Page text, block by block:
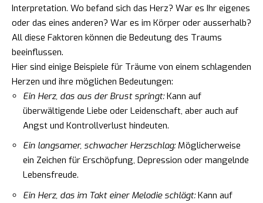
Interpretation. Wo befand sich das Herz? War es Ihr eigenes
oder das eines anderen? War es im Körper oder ausserhalb?
All diese Faktoren können die Bedeutung des Traums
beeinflussen.
Hier sind einige Beispiele für Träume von einem schlagenden
Herzen und ihre möglichen Bedeutungen:
Ein Herz, das aus der Brust springt:Kann auf
überwältigende Liebe oder Leidenschaft, aber auch auf
Angst und Kontrollverlust hindeuten.
Ein langsamer, schwacher Herzschlag:Möglicherweise
ein Zeichen für Erschöpfung, Depression oder mangelnde
Lebensfreude.
Ein Herz, das im Takt einer Melodie schlägt:Kann auf